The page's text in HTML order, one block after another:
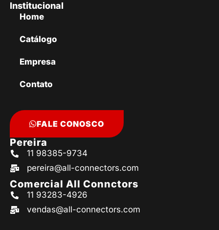
Institucional
Home
Catálogo
Empresa
Contato
FALE CONOSCO
Pereira
11 98385-9734
pereira@all-connectors.com
Comercial All Connctors
11 93283-4926
vendas@all-connectors.com